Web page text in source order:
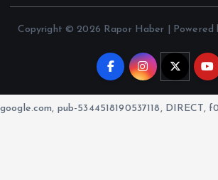
Copyright © 2026 Rapor Haber | Powered
google.com, pub-5344518190537118, DIRECT,